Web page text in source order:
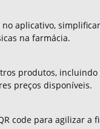
aplicativo,
na farmácia.
produtos,
preços disponíveis.
code para agilizar a